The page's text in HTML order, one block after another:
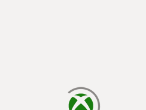
завантаження